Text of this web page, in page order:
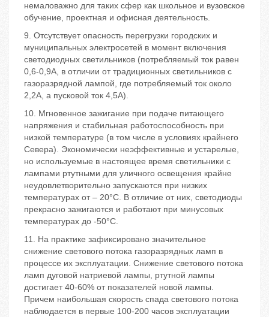
немаловажно для таких сфер как школьное и вузовское
обучение, проектная и офисная деятельность.
9. Отсутствует опасность перегрузки городских и
муниципальных электросетей в момент включения
светодиодных светильников (потребляемый ток равен
0,6-0,9А, в отличии от традиционных светильников с
газоразрядной лампой, где потребляемый ток около
2,2А, а пусковой ток 4,5А).
10. Мгновенное зажигание при подаче питающего
напряжения и стабильная работоспособность при
низкой температуре (в том числе в условиях крайнего
Севера). Экономически неэффективные и устарелые,
но используемые в настоящее время светильники с
лампами ртутными для уличного освещения крайне
неудовлетворительно запускаются при низких
температурах от – 20°С. В отличие от них, светодиоды
прекрасно зажигаются и работают при минусовых
температурах до -50°С.
11. На практике зафиксировано значительное
снижение светового потока газоразрядных ламп в
процессе их эксплуатации. Снижение светового потока
ламп дуговой натриевой лампы, ртутной лампы
достигает 40-60% от показателей новой лампы.
Причем наибольшая скорость спада светового потока
наблюдается в первые 100-200 часов эксплуатации